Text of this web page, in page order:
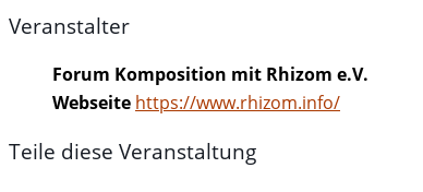
Veranstalter
Forum Komposition mit Rhizom e.V.
Webseite https://www.rhizom.info/
Teile diese Veranstaltung